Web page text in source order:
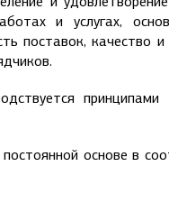
и услугах,
поставок, качество
принципами
основе в